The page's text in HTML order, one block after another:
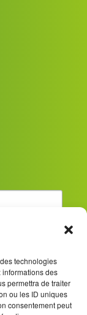
technologies
des
permettra de traiter
ou les ID uniques
consentement peut